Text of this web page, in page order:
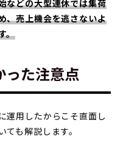
などの大型連休では集荷
、売上機会を逃さないよ
。
った注意点
運用したからこそ直面し
ても解説します。